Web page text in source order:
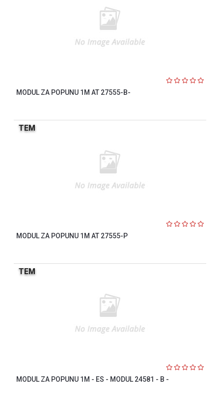
MODUL ZA POPUNU 1M AT 27555-B-
TEM
MODUL ZA POPUNU 1M AT 27555-P
TEM
MODUL ZA POPUNU 1M - ES - MODUL 24581 - B -